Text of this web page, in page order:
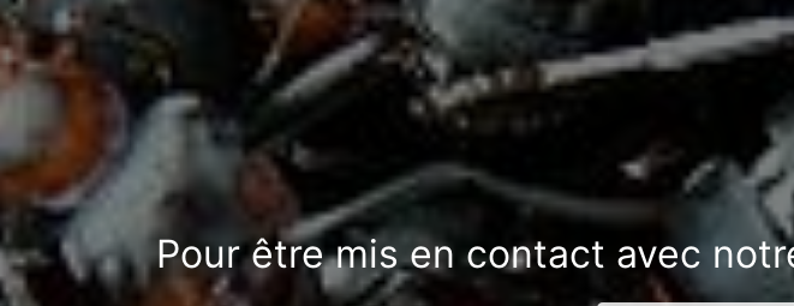
Pour être mis en contact avec